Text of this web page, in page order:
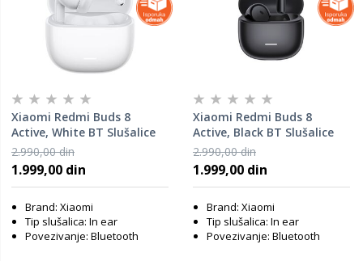
Xiaomi Redmi Buds 8
Active, White BT Slušalice
(BHR08JUGL)
2.990,00 din
1.999,00 din
Brand: Xiaomi
Tip slušalica: In ear
Povezivanje: Bluetooth
Xiaomi Redmi Buds 8
Active, Black BT Slušalice
(BHR08JTGL)
2.990,00 din
1.999,00 din
Brand: Xiaomi
Tip slušalica: In ear
Povezivanje: Bluetooth